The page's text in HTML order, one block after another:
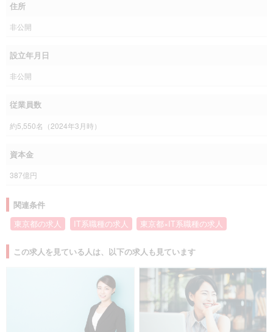
住所
非公開
設立年月日
非公開
従業員数
約5,550名（2024年3月時）
資本金
387億円
関連条件
東京都の求人 IT系職種の求人 東京都×IT系職種の求人
この求人を見ている人は、以下の求人も見ています